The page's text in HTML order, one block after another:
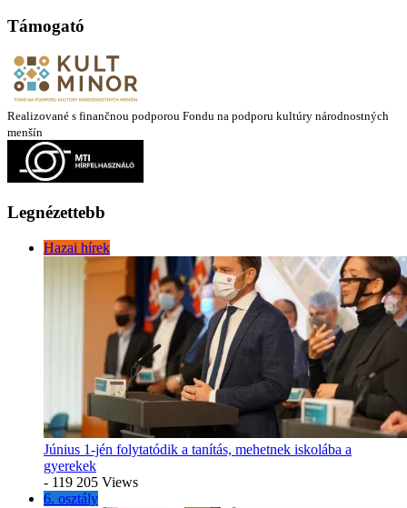
Támogató
Realizované s finančnou podporou Fondu na podporu kultúry národnostných
menšín
Legnézettebb
Hazai hírek
Június 1-jén folytatódik a tanítás, mehetnek iskolába a
gyerekek
- 119 205 Views
6. osztály